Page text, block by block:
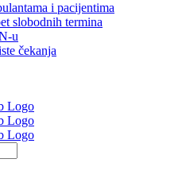
i pacijentima
slobodnih termina
u
čekanja